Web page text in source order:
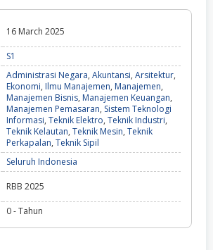
16 March 2025
S1
Administrasi Negara, Akuntansi, Arsitektur,
Ekonomi, Ilmu Manajemen, Manajemen,
Manajemen Bisnis, Manajemen Keuangan,
Manajemen Pemasaran, Sistem Teknologi
Informasi, Teknik Elektro, Teknik Industri,
Teknik Kelautan, Teknik Mesin, Teknik
Perkapalan, Teknik Sipil
Seluruh Indonesia
RBB 2025
0 - Tahun